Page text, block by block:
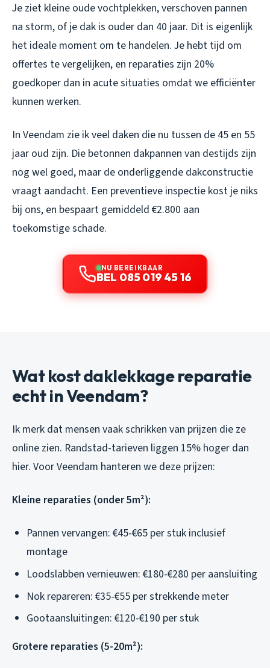
Je ziet kleine oude vochtplekken, verschoven pannen
na storm, of je dak is ouder dan 40 jaar. Dit is eigenlijk
het ideale moment om te handelen. Je hebt tijd om
offertes te vergelijken, en reparaties zijn 20%
goedkoper dan in acute situaties omdat we efficiënter
kunnen werken.
In Veendam zie ik veel daken die nu tussen de 45 en 55
jaar oud zijn. Die betonnen dakpannen van destijds zijn
nog wel goed, maar de onderliggende dakconstructie
vraagt aandacht. Een preventieve inspectie kost je niks
bij ons, en bespaart gemiddeld €2.800 aan
toekomstige schade.
NU BEREIKBAAR
BEL 085 019 45 16
Wat kost daklekkage reparatie
echt in Veendam?
Ik merk dat mensen vaak schrikken van prijzen die ze
online zien. Randstad-tarieven liggen 15% hoger dan
hier. Voor Veendam hanteren we deze prijzen:
Kleine reparaties (onder 5m²):
Pannen vervangen: €45-€65 per stuk inclusief
montage
Loodslabben vernieuwen: €180-€280 per aansluiting
Nok repareren: €35-€55 per strekkende meter
Gootaansluitingen: €120-€190 per stuk
Grotere reparaties (5-20m²):